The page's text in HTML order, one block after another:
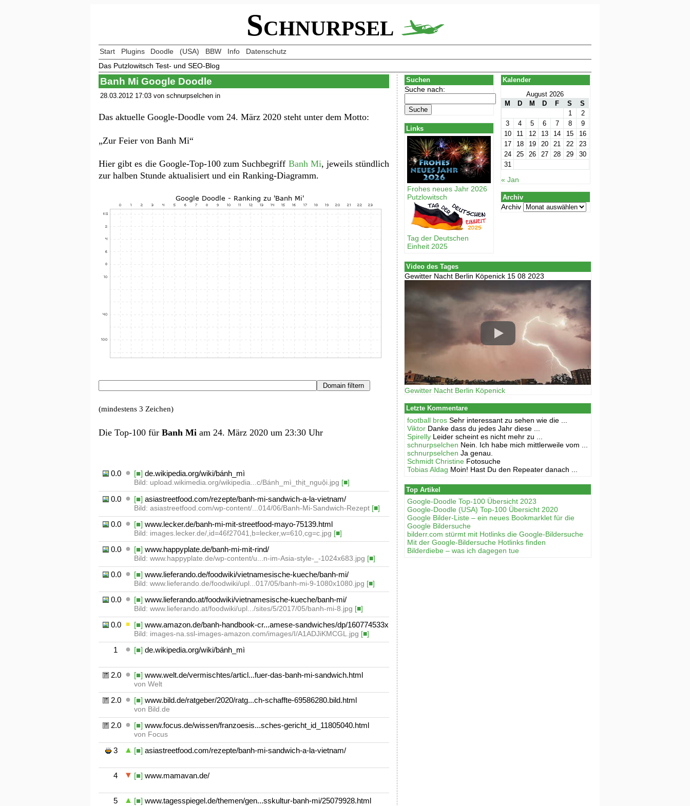
Schnurpsel
Start Plugins Doodle (USA) BBW Info
Datenschutz
Das Putzlowitsch Test- und SEO-Blog
Banh Mi Google Doodle
28.03.2012 17:03 von schnurpselchen in
Das aktuelle Google-Doodle vom 24. März 2020 steht unter dem Motto:
„Zur Feier von Banh Mi“
Hier gibt es die Google-Top-100 zum Suchbegriff Banh Mi, jeweils stündlich
zur halben Stunde aktualisiert und ein Ranking-Diagramm.
(mindestens 3 Zeichen)
Die Top-100 für Banh Mi am 24. März 2020 um 23:30 Uhr
0.01 [■] de.wikipedia.org/wiki/bánh_mì
Bild: upload.wikimedia.org/wikipedia...c/Bánh_mì_thịt_nguội.jpg [■]
0.02 [■] asiastreetfood.com/rezepte/banh-mi-sandwich-a-la-vietnam/
Bild: asiastreetfood.com/wp-content/...014/06/Banh-Mi-Sandwich-Rezept [■]
0.03 [■] www.lecker.de/banh-mi-mit-streetfood-mayo-75139.html
Bild: images.lecker.de/,id=46f27041,b=lecker,w=610,cg=c.jpg [■]
0.04 [■] www.happyplate.de/banh-mi-mit-rind/
Bild: www.happyplate.de/wp-content/u...n-im-Asia-style-_-1024x683.jpg [■]
0.05 [■] www.lieferando.de/foodwiki/vietnamesische-kueche/banh-mi/
Bild: www.lieferando.de/foodwiki/upl...017/05/banh-mi-9-1080x1080.jpg [■]
0.06 [■] www.lieferando.at/foodwiki/vietnamesische-kueche/banh-mi/
Bild: www.lieferando.at/foodwiki/upl.../sites/5/2017/05/banh-mi-8.jpg [■]
0.07 [■] www.amazon.de/banh-handbook-cr...amese-sandwiches/dp/160774533x
Bild: images-na.ssl-images-amazon.com/images/I/A1ADJiKMCGL.jpg [■]
1 [■] de.wikipedia.org/wiki/bánh_mì
2.01 [■] www.welt.de/vermischtes/articl...fuer-das-banh-mi-sandwich.html
von Welt
2.02 [■] www.bild.de/ratgeber/2020/ratg...ch-schaffte-69586280.bild.html
von Bild.de
2.03 [■] www.focus.de/wissen/franzoesis...sches-gericht_id_11805040.html
von Focus
3 [■] asiastreetfood.com/rezepte/banh-mi-sandwich-a-la-vietnam/
4 [■] www.mamavan.de/
5 [■] www.tagesspiegel.de/themen/gen...sskultur-banh-mi/25079928.html
Suchen
Suche nach:
Links
Frohes neues Jahr 2026
Putzlowitsch
Tag der Deutschen
Einheit 2025
Kalender
August 2026
M
D M D F S
S
1
2
3
4 5 6 7 8
9
10
11 12 13 14 15
16
17
18 19 20 21 22
23
24
25 26 27 28 29
30
31
« Jan
Archiv
Archiv
Video des Tages
Gewitter Nacht Berlin Köpenick 15 08 2023
Gewitter Nacht Berlin Köpenick
Letzte Kommentare
football bros Sehr interessant zu sehen wie die ...
Viktor Danke dass du jedes Jahr diese ...
Spirelly Leider scheint es nicht mehr zu ...
schnurpselchen Nein. Ich habe mich mittlerweile vom ...
schnurpselchen Ja genau.
Schmidt Christine Fotosuche
Tobias Aldag Moin! Hast Du den Repeater danach ...
Top Artikel
Google-Doodle Top-100 Übersicht 2023
Google-Doodle (USA) Top-100 Übersicht 2020
Google Bilder-Liste – ein neues Bookmarklet für die
Google Bildersuche
bilderr.соm stürmt mit Hotlinks die Google-Bildersuche
Mit der Google-Bildersuche Hotlinks finden
Bilderdiebe – was ich dagegen tue